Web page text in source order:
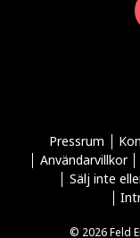
Pressrum
Användarvillkor
Sälj inte
© 2026 Feld